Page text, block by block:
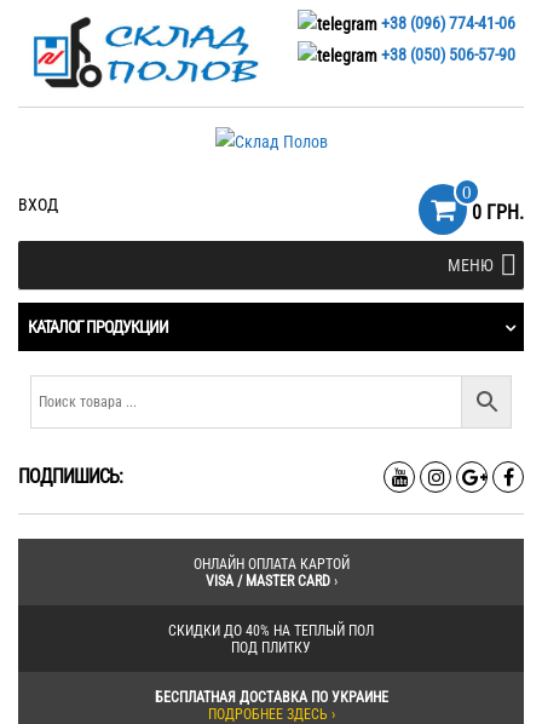
+38 (096) 774-41-06
+38 (050) 506-57-90
ВХОД
0
0 ГРН.
МЕНЮ
КАТАЛОГ ПРОДУКЦИИ
ПОДПИШИСЬ:
ОНЛАЙН ОПЛАТА КАРТОЙ
VISA / MASTER CARD›
СКИДКИ ДО 40% НА ТЕПЛЫЙ ПОЛ
ПОД ПЛИТКУ
БЕСПЛАТНАЯ ДОСТАВКА ПО УКРАИНЕ
ПОДРОБНЕЕ ЗДЕСЬ ›